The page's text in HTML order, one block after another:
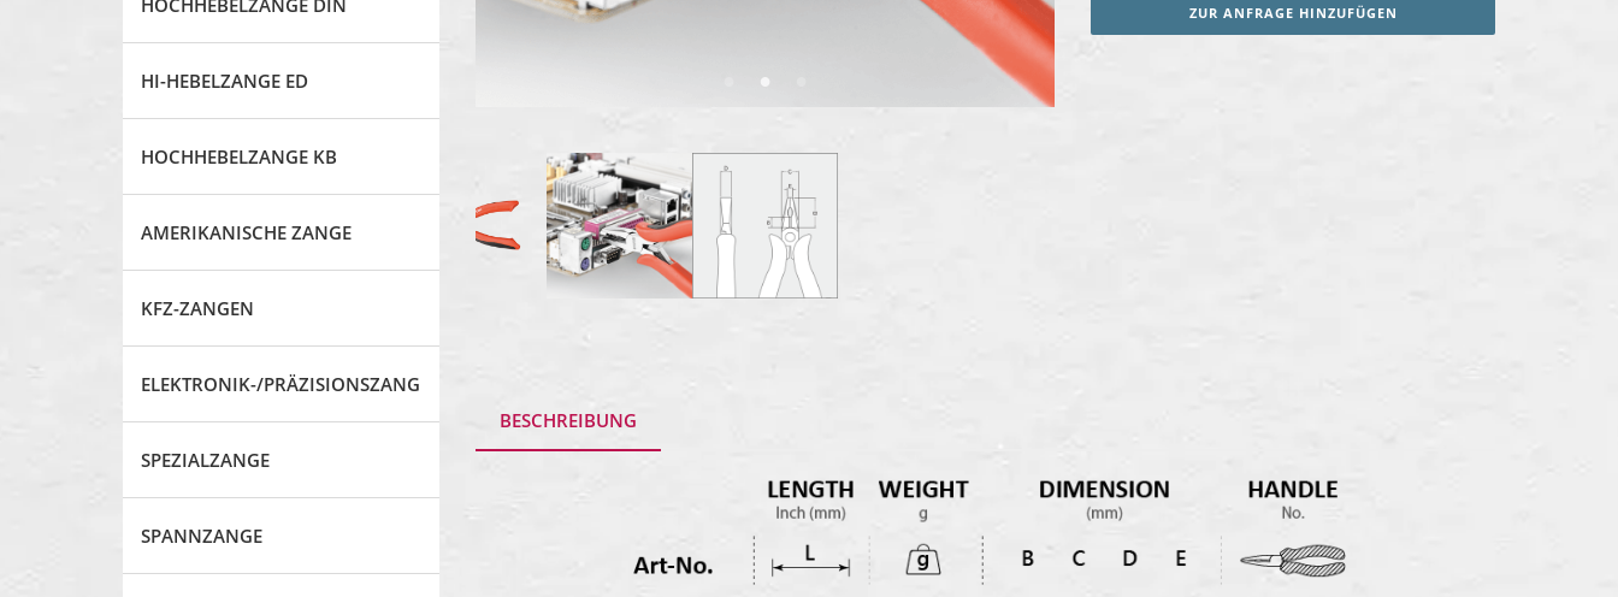
HI-HEBELZANGE ED
HOCHHEBELZANGE KB
AMERIKANISCHE ZANGE
KFZ-ZANGEN
ELEKTRONIK-/PRÄZISIONSZANGE
SPEZIALZANGE
SPANNZANGE
ZUR ANFRAGE HINZUFÜGEN
BESCHREIBUNG